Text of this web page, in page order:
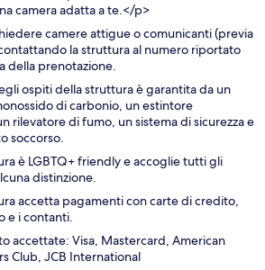
camera adatta a te.</p>
camere attigue o comunicanti (previa
la struttura al numero riportato
della prenotazione.
ospiti della struttura è garantita da un
di carbonio, un estintore
rilevatore di fumo, un sistema di sicurezza e
soccorso.
è LGBTQ+ friendly e accoglie tutti gli
distinzione.
accetta pagamenti con carte di credito,
e i contanti.
accettate: Visa, Mastercard, American
Club, JCB International